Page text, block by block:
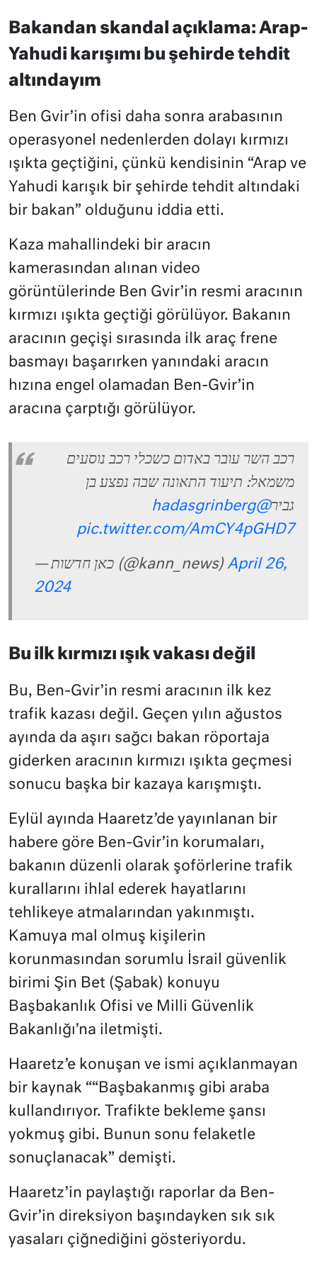
Bakandan skandal açıklama: Arap-
Yahudi karışımı bu şehirde tehdit
altındayım
Ben Gvir’in ofisi daha sonra arabasının
operasyonel nedenlerden dolayı kırmızı
ışıkta geçtiğini, çünkü kendisinin “Arap ve
Yahudi karışık bir şehirde tehdit altındaki
bir bakan” olduğunu iddia etti.
Kaza mahallindeki bir aracın
kamerasından alınan video
görüntülerinde Ben Gvir’in resmi aracının
kırmızı ışıkta geçtiği görülüyor. Bakanın
aracının geçişi sırasında ilk araç frene
basmayı başarırken yanındaki aracın
hızına engel olamadan Ben-Gvir’in
aracına çarptığı görülüyor.
רכב השר עובר באדום כשכלי רכב נוסעים
משמאל: תיעוד התאונה שבה נפצע בן
גביר@hadasgrinberg
pic.twitter.com/AmCY4pGHD7
— כאן חדשות (@kann_news) April 26,
2024
Bu ilk kırmızı ışık vakası değil
Bu, Ben-Gvir’in resmi aracının ilk kez
trafik kazası değil. Geçen yılın ağustos
ayında da aşırı sağcı bakan röportaja
giderken aracının kırmızı ışıkta geçmesi
sonucu başka bir kazaya karışmıştı.
Eylül ayında Haaretz’de yayınlanan bir
habere göre Ben-Gvir’in korumaları,
bakanın düzenli olarak şoförlerine trafik
kurallarını ihlal ederek hayatlarını
tehlikeye atmalarından yakınmıştı.
Kamuya mal olmuş kişilerin
korunmasından sorumlu İsrail güvenlik
birimi Şin Bet (Şabak) konuyu
Başbakanlık Ofisi ve Milli Güvenlik
Bakanlığı’na iletmişti.
Haaretz’e konuşan ve ismi açıklanmayan
bir kaynak ““Başbakanmış gibi araba
kullandırıyor. Trafikte bekleme şansı
yokmuş gibi. Bunun sonu felaketle
sonuçlanacak” demişti.
Haaretz’in paylaştığı raporlar da Ben-
Gvir’in direksiyon başındayken sık sık
yasaları çiğnediğini gösteriyordu.